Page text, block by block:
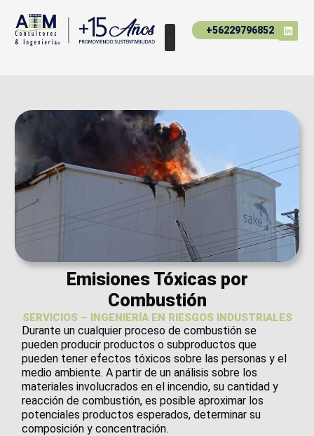
+56229796852
Emisiones Tóxicas por
Combustión
SERVICIOS – INGENIERÍA EN RIESGOS INDUSTRIALES
Durante un cualquier proceso de combustión se
pueden producir productos o subproductos que
pueden tener efectos tóxicos sobre las personas y el
medio ambiente. A partir de un análisis sobre los
materiales involucrados en el incendio, su cantidad y
reacción de combustión, es posible aproximar los
potenciales productos esperados, determinar su
composición y concentración.